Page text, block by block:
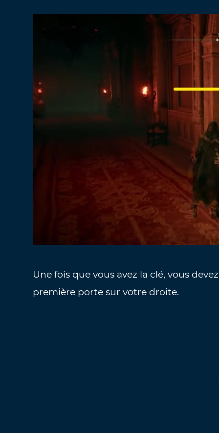
Une fois que vous avez la clé, vous
première porte sur votre droite.